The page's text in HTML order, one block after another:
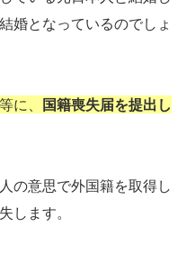
婚となっているのでしょ
に、
国籍喪失届を提出し
の意思で外国籍を取得し
します。